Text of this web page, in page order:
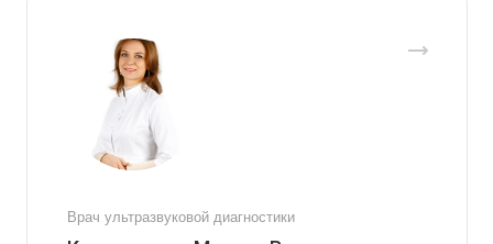
Врач ультразвуковой диагностики